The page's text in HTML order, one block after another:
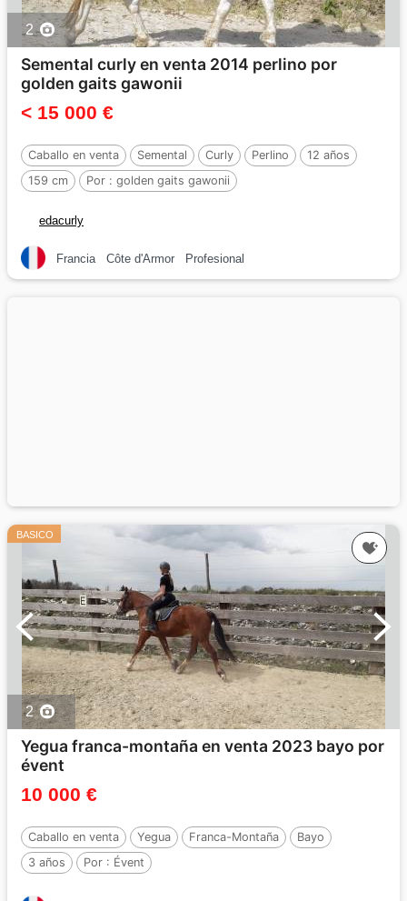
2
Semental curly en venta 2014 perlino por
golden gaits gawonii
< 15 000 €
Caballo en venta Semental Curly Perlino
12 años
159 cm
Por : golden gaits gawonii
edacurly
Francia Côte d'Armor Profesional
BASICO
2
Yegua franca-montaña en venta 2023 bayo por
évent
10 000 €
Caballo en venta Yegua Franca-Montaña
Bayo
3 años
Por : Évent